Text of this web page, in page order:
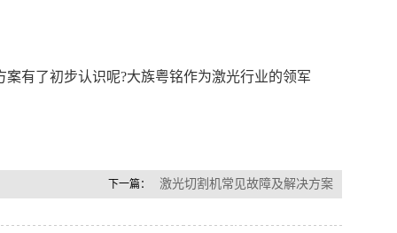
有了初步认识呢?大族粤铭作为激光行业的领军
下一篇： 激光切割机常见故障及解决方案